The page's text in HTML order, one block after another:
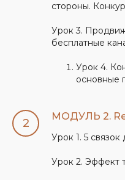
стороны.
Урок 3.
бесплатные
Урок 4.
основные
МОДУЛЬ 2.
Урок 1. 5
Урок 2. Эффект
КУРСА
МАРГО